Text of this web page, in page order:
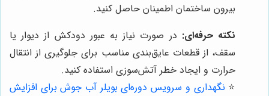
بیرون ساختمان اطمینان حاصل کنید.
نکته حرفه‌ای: در صورت نیاز به عبور دودکش از دیوار یا
سقف، از قطعات عایق‌بندی مناسب برای جلوگیری از انتقال
حرارت و ایجاد خطر آتش‌سوزی استفاده کنید.
⭐️ نگهداری و سرویس دوره‌ای بویلر آب جوش برای افزایش